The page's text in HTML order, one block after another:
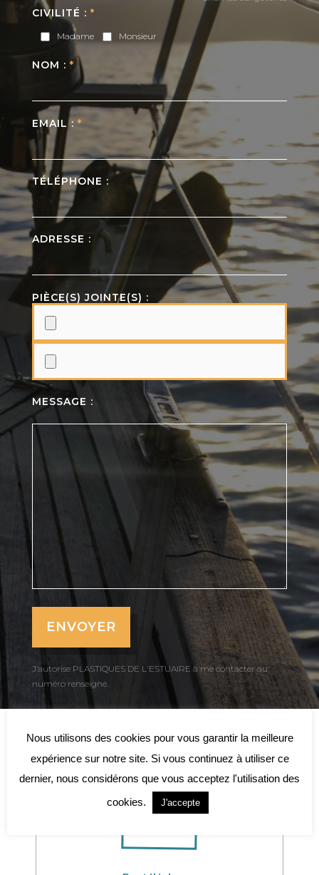
CIVILITÉ : *
Madame Monsieur
NOM : *
EMAIL : *
TÉLÉPHONE :
ADRESSE :
PIÈCE(S) JOINTE(S) :
MESSAGE :
J’autorise PLASTIQUES DE L'ESTUAIRE à me contacter au
numéro renseigné.
Nous utilisons des cookies pour vous garantir la meilleure
expérience sur notre site. Si vous continuez à utiliser ce
dernier, nous considérons que vous acceptez l'utilisation des
cookies.
J'accepte